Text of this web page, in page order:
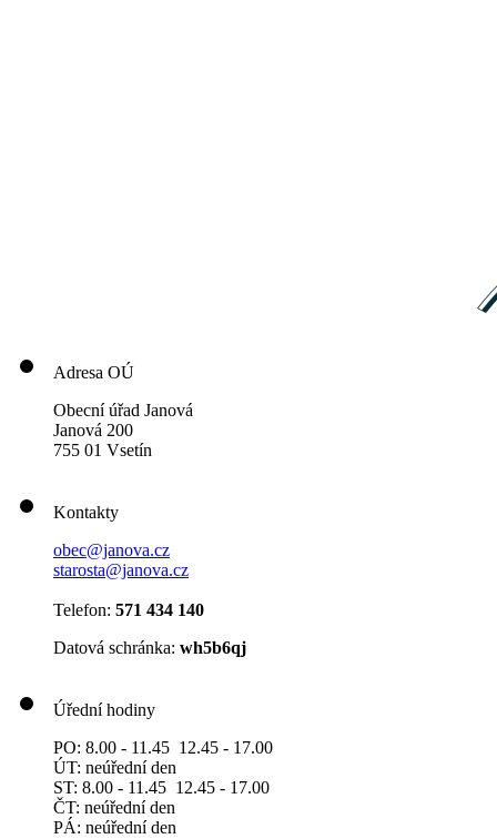
Adresa OÚ
Obecní úřad Janová
Janová 200
755 01 Vsetín
Kontakty
obec@janova.cz
starosta@janova.cz
Telefon: 571 434 140
Datová schránka: wh5b6qj
Úřední hodiny
PO: 8.00 - 11.45 12.45 - 17.00
ÚT: neúřední den
ST: 8.00 - 11.45 12.45 - 17.00
ČT: neúřední den
PÁ: neúřední den